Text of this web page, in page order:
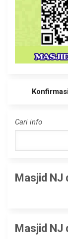
Cari info
Masjid NJ
Masjid NJ